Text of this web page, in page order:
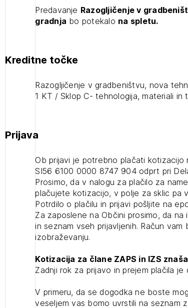
Izbrana vsebina je namenjena le ZAPS
uporabnikom. Da lahko do nje dostopate, se je
PRIJAVITE SE
Predavanje Razogljičenje v
gradnja bo potekalo na spletu.
Kreditne točke
Razogljičenje v gradbeništvu, nova
1 KT / Sklop C- tehnologija, materiali in
Prijava
Ob prijavi je potrebno plačati kotizacijo
SI56 6100 0000 8747 904 odprt pri
Prosimo, da v nalogu za plačilo za
plačujete kotizacijo, v polje za sklic pa
Potrdilo o plačilu in prijavi pošljite na
Za zaposlene na Občini prosimo, da
in seznam vseh prijavljenih. Račun
izobraževanju.
Kotizacija za člane ZAPS in IZS
Zadnji rok za prijavo in prejem plačila je
V primeru, da se dogodka ne boste
veseljem vas bomo uvrstili na seznam
tehnologija - nizkoogljična gradnja
(prostih mest - 0)
Plačnik je podjetje
na novičnik
svojo izbiro.
vam bomo pošiljali na vaš elektronski naslov.
Mesečni novičnik
Novičnik izobraževanj
Novičnik natečajev
Tedenski novičnik javnih naročil